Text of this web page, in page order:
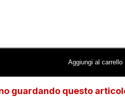
Aggiungi al carrello
guardando questo